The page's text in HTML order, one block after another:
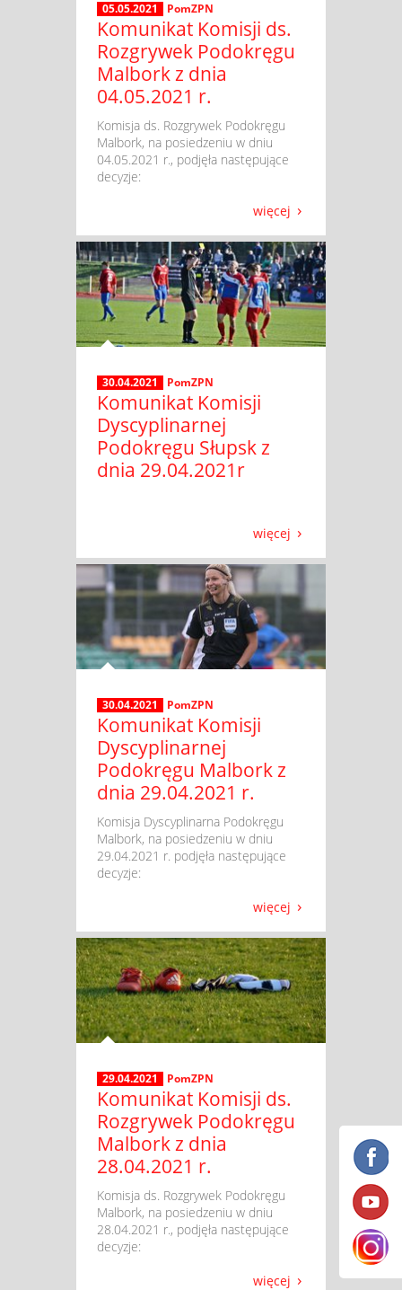
05.05.2021 PomZPN
Komunikat Komisji ds.
Rozgrywek Podokręgu
Malbork z dnia
04.05.2021 r.
​ Komisja ds. Rozgrywek Podokręgu
Malbork, na posiedzeniu w dniu
04.05.2021 r., podjęła następujące
decyzje:
więcej
30.04.2021 PomZPN
Komunikat Komisji
Dyscyplinarnej
Podokręgu Słupsk z
dnia 29.04.2021r
więcej
30.04.2021 PomZPN
Komunikat Komisji
Dyscyplinarnej
Podokręgu Malbork z
dnia 29.04.2021 r.
​ Komisja Dyscyplinarna Podokręgu
Malbork, na posiedzeniu w dniu
29.04.2021 r. podjęła następujące
decyzje:
więcej
29.04.2021 PomZPN
Komunikat Komisji ds.
Rozgrywek Podokręgu
Malbork z dnia
28.04.2021 r.
​ Komisja ds. Rozgrywek Podokręgu
Malbork, na posiedzeniu w dniu
28.04.2021 r., podjęła następujące
decyzje:
więcej